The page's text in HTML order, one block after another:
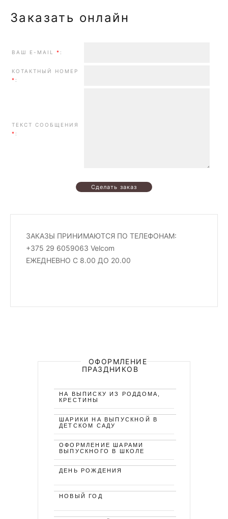
Заказать онлайн
ВАШ E-MAIL * :
КОТАКТНЫЙ НОМЕР
* :
ТЕКСТ СООБЩЕНИЯ
* :
ЗАКАЗЫ ПРИНИМАЮТСЯ ПО ТЕЛЕФОНАМ:
+375 29 6059063 Velcom
ЕЖЕДНЕВНО С 8.00 ДО 20.00
ОФОРМЛЕНИЕ
ПРАЗДНИКОВ
НА ВЫПИСКУ ИЗ РОДДОМА,
КРЕСТИНЫ
ШАРИКИ НА ВЫПУСКНОЙ В
ДЕТСКОМ САДУ
ОФОРМЛЕНИЕ ШАРАМИ
ВЫПУСКНОГО В ШКОЛЕ
ДЕНЬ РОЖДЕНИЯ
НОВЫЙ ГОД